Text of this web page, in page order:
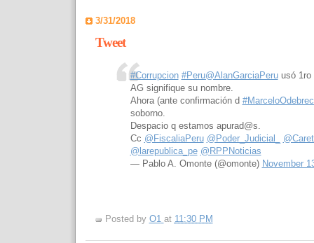
3/31/2018
Tweet
#Corrupcion #Peru@AlanGarciaPeruusó 1ro
AG signifique su nombre.
Ahora (ante confirmación d
soborno.
Despacio q estamos apurad@s.
Cc @FiscaliaPeru @Poder_Judicial_
@larepublica_pe @RPPNoticias
— Pablo A. Omonte (@omonte) November
Posted by O1 at 11:30 PM